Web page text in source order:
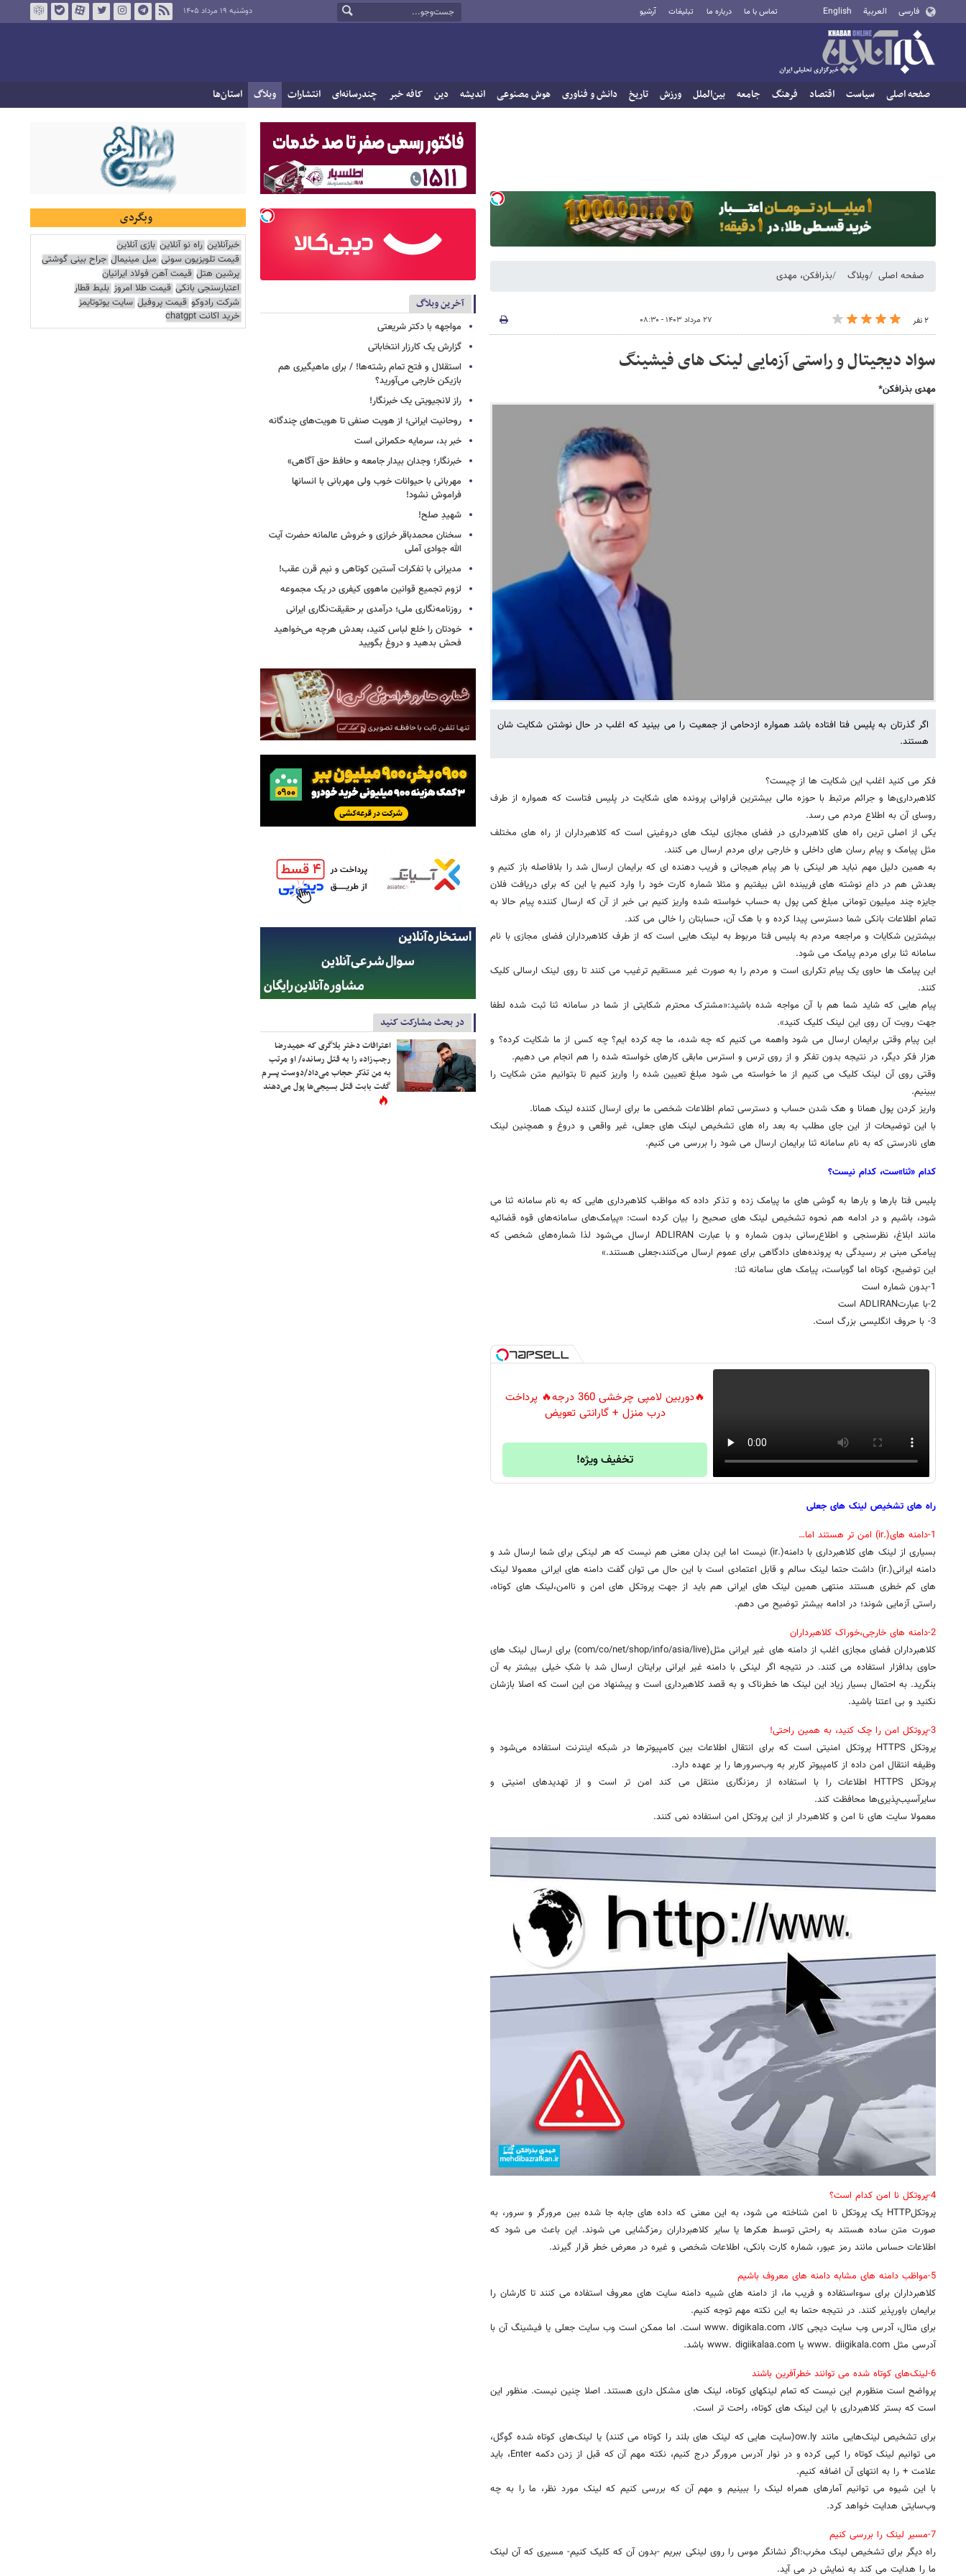
فارسی العربية English تماس با ما درباره ما تبلیغات آرشیو دوشنبه ۱۹ مرداد ۱۴۰۵
صفحه اصلی سیاست اقتصاد فرهنگ جامعه بین‌الملل ورزش تاریخ دانش و فناوری هوش مصنوعی اندیشه دین کافه خبر چندرسانه‌ای انتشارات وبلاگ استان‌ها
صفحه اصلی وبلاگ بذرافکن، مهدی
۲ نفر ۲۷ مرداد ۱۴۰۳ - ۰۸:۳۰
سواد دیجیتال و راستی آزمایی لینک های فیشینگ
مهدی بذرافکن*
اگر گذرتان به پلیس فتا افتاده باشد همواره ازدحامی از جمعیت را می بینید که اغلب در حال نوشتن شکایت شان
هستند.
فکر می کنید اغلب این شکایت ها از چیست؟
کلاهبرداری‌ها و جرائم مرتبط با حوزه مالی بیشترین فراوانی پرونده های شکایت در پلیس فتاست که همواره از طرف
روسای آن به اطلاع مردم می رسد.
یکی از اصلی ترین راه های کلاهبرداری در فضای مجازی لینک های دروغینی است که کلاهبرداران از راه های مختلف
مثل پیامک و پیام رسان های داخلی و خارجی برای مردم ارسال می کنند.
به همین دلیل مهم نباید هر لینکی با هر پیام هیجانی و فریب دهنده ای که برایمان ارسال شد را بلافاصله باز کنیم و
بعدش هم در دامِ نوشته های فریبنده اش بیفتیم و مثلا شماره کارت خود را وارد کنیم یا این که برای دریافت فلان
جایزه چند میلیون تومانی مبلغ کمی پول به حساب خواسته شده واریز کنیم بی خبر از آن که ارسال کننده پیام حالا به
تمام اطلاعات بانکی شما دسترسی پیدا کرده و با هک آن، حسابتان را خالی می کند.
بیشترین شکایات و مراجعه مردم به پلیس فتا مربوط به لینک هایی است که از طرف کلاهبرداران فضای مجازی با نام
سامانه ثنا برای مردم پیامک می شود.
این پیامک ها حاوی یک پیام تکراری است و مردم را به صورت غیر مستقیم ترغیب می کنند تا روی لینک ارسالی کلیک
کنند.
پیام هایی که شاید شما هم با آن مواجه شده باشید:«مشترک محترم شکایتی از شما در سامانه ثنا ثبت شده لطفا
جهت رویت آن روی این لینک کلیک کنید».
این پیام وقتی برایمان ارسال می شود واهمه می کنیم که چه شده، ما چه کرده ایم؟ چه کسی از ما شکایت کرده؟ و
هزار فکر دیگر، در نتیجه بدون تفکر و از روی ترس و استرس مابقی کارهای خواسته شده را هم انجام می دهیم.
وقتی روی آن لینک کلیک می کنیم از ما خواسته می شود مبلغ تعیین شده را واریز کنیم تا بتوانیم متن شکایت را
ببینیم.
واریز کردن پول همانا و هک شدن حساب و دسترسی تمام اطلاعات شخصی ما برای ارسال کننده لینک همانا.
با این توضیحات از این جای مطلب به بعد راه های تشخیص لینک های جعلی، غیر واقعی و دروغ و همچنین لینک
های نادرستی که به نام سامانه ثنا برایمان ارسال می شود را بررسی می کنیم.
کدام «ثنا»ست، کدام نیست؟
پلیس فتا بارها و بارها به گوشی های ما پیامک زده و تذکر داده که مواظب کلاهبرداری هایی که به نام سامانه ثنا می
شود، باشیم و در ادامه هم نحوه تشخیص لینک های صحیح را بیان کرده است: «پیامک‌های سامانه‌های قوه قضائیه
مانند ابلاغ، نظرسنجی و اطلاع‌رسانی بدون شماره و با عبارت ADLIRAN ارسال می‌شود لذا شماره‌های شخصی که
پیامکی مبنی بر رسیدگی به پرونده‌های دادگاهی برای عموم ارسال می‌کنند،جعلی هستند.»
این توضیح، کوتاه اما گویاست، پیامک های سامانه ثنا:
1-بدون شماره است
2-با عبارتADLIRAN است
3- با حروف انگلیسی بزرگ است.
🔥دوربین لامپی چرخشی 360 درجه🔥 پرداخت
درب منزل + گارانتی تعویض
تخفیف ویژه!
راه های تشخیص لینک های جعلی
1-دامنه های(.ir) امن تر هستند اما…
بسیاری از لینک های کلاهبرداری با دامنه(.ir) نیست اما این بدان معنی هم نیست که هر لینکی برای شما ارسال شد و
دامنه ایرانی(.ir) داشت حتما لینک سالم و قابل اعتمادی است با این حال می توان گفت دامنه های ایرانی معمولا لینک
های کم خطری هستند منتهی همین لینک های ایرانی هم باید از جهت پروتکل های امن و ناامن،لینک های کوتاه،
راستی آزمایی شوند؛ در ادامه بیشتر توضیح می دهم.
2-دامنه های خارجی،خوراک کلاهبرداران
کلاهبرداران فضای مجازی اغلب از دامنه های غیر ایرانی مثل(com/co/net/shop/info/asia/live) برای ارسال لینک های
حاوی بدافزار استفاده می کنند. در نتیجه اگر لینکی با دامنه غیر ایرانی برایتان ارسال شد با شکِ خیلی بیشتر به آن
بنگرید. به احتمال بسیار زیاد این لینک ها خطرناک و به قصد کلاهبرداری است و پیشنهاد من این است که اصلا بازشان
نکنید و بی اعتنا باشید.
3-پروتکل امن را چک کنید، به همین راحتی!
پروتکل HTTPS پروتکل امنیتی است که برای انتقال اطلاعات بین کامپیوترها در شبکه اینترنت استفاده می‌شود و
وظیفه انتقال امن داده از کامپیوتر کاربر به وب‌سرورها را بر عهده دارد.
پروتکل HTTPS اطلاعات را با استفاده از رمزنگاری منتقل می کند امن تر است و از تهدیدهای امنیتی و
سایرآسیب‌پذیری‌ها محافظت کند.
معمولا سایت های نا امن و کلاهبردار از این پروتکل امن استفاده نمی کنند.
4-پروتکل نا امن کدام است؟
پروتکلHTTP یک پروتکل نا امن شناخته می شود، به این معنی که داده های جابه جا شده بین مرورگر و سرور، به
صورت متن ساده هستند به راحتی توسط هکرها یا سایر کلاهبرداران رمزگشایی می شوند. این باعث می شود که
اطلاعات حساس مانند رمز عبور، شماره کارت بانکی، اطلاعات شخصی و غیره در معرض خطر قرار گیرند.
5-مواظب دامنه های مشابه دامنه های معروف باشیم
کلاهبرداران برای سوءاستفاده و فریب ما، از دامنه های شبیه دامنه سایت های معروف استفاده می کنند تا کارشان را
برایمان باورپذیر کنند. در نتیجه حتما به این نکته مهم توجه کنیم.
برای مثال، آدرس وب سایت دیجی کالا، www. digikala.com است. اما ممکن است وب سایت جعلی یا فیشینگ آن با
آدرسی مثل www. diigikala.com یا www. digiikalaa.com باشد.
6-لینک‌های کوتاه شده می توانند خطرآفرین باشند
پرواضح است منظورم این نیست که تمام لینکهای کوتاه، لینک های مشکل داری هستند. اصلا چنین نیست. منظور این
است که بستر کلاهبرداری با این لینک های کوتاه، راحت تر است.
برای تشخیص لینک‌هایی مانند ow.ly(سایت هایی که لینک های بلند را کوتاه می کنند) یا لینک‌های کوتاه شده گوگل،
می توانیم لینک کوتاه را کپی کرده و در نوار آدرس مرورگر درج کنیم، نکته مهم آن که قبل از زدن دکمه Enter، باید
علامت + را به انتهای آن اضافه کنیم.
با این شیوه می توانیم آمارهای همراه لینک را ببینیم و مهم‌ آن که بررسی کنیم که لینک مورد نظر، ما را به چه
وب‌سایتی هدایت خواهد کرد.
7-مسیر لینک را بررسی کنیم
راه دیگر برای تشخیص لینک مخرب:اگر نشانگر موس را روی لینکی ببریم -بدون آن که کلیک کنیم- مسیری که آن لینک
ما را هدایت می کند به نمایش در می آید.
آخرین وبلاگ
مواجهه با دکتر شریعتی
گزارش یک کارزار انتخاباتی
استقلال و فتح تمام رشته‌ها! / برای ماهیگیری هم
بازیکن خارجی می‌آورید؟
راز لانجیویتی یک خبرنگار!
روحانیت ایرانی؛ از هویت صنفی تا هویت‌های چندگانه
خبر بد، سرمایه حکمرانی است
خبرنگار؛ وجدان بیدار جامعه و حافظ حق آگاهی»
مهربانی با حیوانات خوب ولی مهربانی با انسانها
فراموش نشود!
شهیدِ صلح!
سخنان محمدباقر خرازی و خروش عالمانه حضرت آیت
الله جوادی آملی
مدیرانی با تفکرات آستین کوتاهی و نیم قرن عقب!
لزوم تجمیع قوانین ماهوی کیفری در یک مجموعه
روزنامه‌نگاری ملی؛ درآمدی بر حقیقت‌نگاری ایرانی
خودتان را خلع لباس کنید، بعدش هرچه می‌خواهید
فحش بدهید و دروغ بگویید
در بحث مشارکت کنید
اعترافات دختر بلاگری که حمیدرضا
رجب‌زاده را به قتل رسانده/ او مرتب
به من تذکر حجاب می‌داد/دوست پسرم
گفت بابت قتل بسیجی‌ها پول می‌دهند
وبگردی
خبرآنلاین راه نو آنلاین بازی آنلاین
قیمت تلویزیون سونی مبل مینیمال جراح بینی گوشتی
پرشین هتل قیمت آهن فولاد ایرانیان
اعتبارسنجی بانکی قیمت طلا امروز بلیط قطار
شرکت رادوکو قیمت پروفیل سایت یوتوتایمز
خرید اکانت chatgpt